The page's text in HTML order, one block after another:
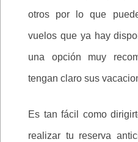
otros por lo que
vuelos que ya hay
una opción muy
tengan claro sus
Es tan fácil como
realizar tu reserva